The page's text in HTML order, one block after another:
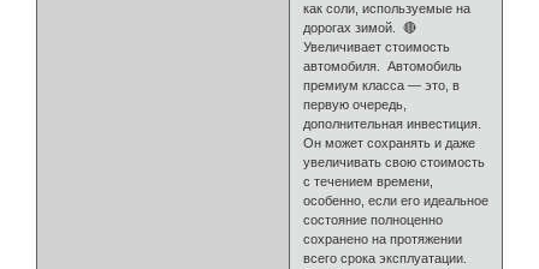
как соли, используемые на
дорогах зимой. 🔴
Увеличивает стоимость
автомобиля. Автомобиль
премиум класса — это, в
первую очередь,
дополнительная инвестиция.
Он может сохранять и даже
увеличивать свою стоимость
с течением времени,
особенно, если его идеальное
состояние полноценно
сохранено на протяжении
всего срока эксплуатации.